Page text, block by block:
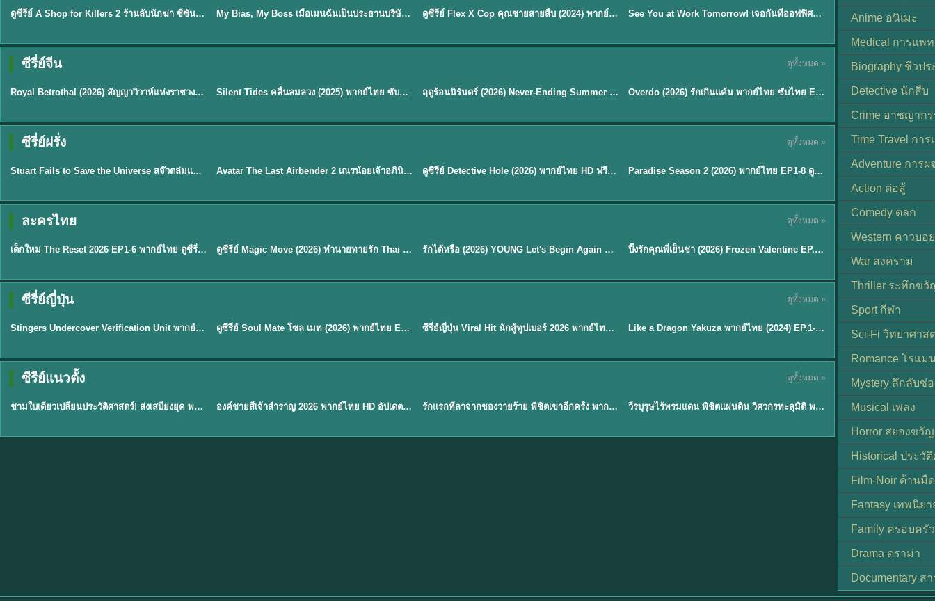
★8 EP.16ดูซีรี่ย์ A Shop for Killers 2 ร้านลับนักฆ่า ซีซัน 2 (2026) ซับไทย-พากย์ไทย My Bias, My Boss เมื่อเมนฉันเป็นประธานบริษัท (2026) พากย์ไทย ซับไทย EP.1-12 ★8 EP.16ดูซีรี่ย์ Flex X Cop คุณชายสายสืบ (2024) พากย์ไทย-ซับไทย EP.1-16 (จบ) ★9 EP.8See You at Work Tomorrow! เจอกันที่ออฟฟิศพรุ่งนี้นะ พากย์ไทย
ซีรี่ย์จีน ดูทั้งหมด »
★9
ซับไทย
Royal Betrothal (2026) สัญญาวิวาห์แห่งราชวงศ์ พากย์ไทย ซับไทย EP1-32 ★9.5 Silent Tides คลื่นลมลวง (2025) พากย์ไทย ซับไทย EP.1-31 ★8.8 ฤดูร้อนนิรันดร์ (2026) Never-Ending Summer พากย์ไทย EP.1-29 Overdo (2026) รักเกินแค้น พากย์ไทย ซับไทย EP1-33 (จบ)
ซีรี่ย์ฝรั่ง ดูทั้งหมด »
★9.3
พากย์ไทย
Stuart Fails to Save the Universe สจ๊วตล่มแผนกู้จักรวาล (2026) พากย์ไทย ซับไทย EP.1-10 ★7.8 EP.7Avatar The Last Airbender 2 เณรน้อยเจ้าอภินิหาร พากย์ไทย EP.9ดูซีรี่ย์ Detective Hole (2026) พากย์ไทย HD ฟรี อัปเดตล่าสุด Netflix EP.8Paradise Season 2 (2026) พากย์ไทย EP1-8 ดูซีรี่ย์ฝรั่ง HD ครบทุกตอน
ละครไทย ดูทั้งหมด »
★ 8 EP.6
พากย์ไทย
เด็กใหม่ The Reset 2026 EP1-6 พากย์ไทย ดูซีรี่ย์ Netflix ล่าสุด HD ดูซีรีย์ Magic Move (2026) ทำนายทายรัก Thai EP.1-10 HD รักได้หรือ (2026) YOUNG Let's Begin Again พากย์ไทย EP.1-19 ★8 ปิ๊งรักคุณพี่เย็นชา (2026) Frozen Valentine EP.1-10 (จบ)
ซีรี่ย์ญี่ปุ่น ดูทั้งหมด »
EP.11
พากย์ไทย
Stingers Undercover Verification Unit พากย์ไทย EP1-11 HD ฟรี ★8 EP.8ดูซีรี่ย์ Soul Mate โซล เมท (2026) พากย์ไทย EP.1-8 (จบ) ★7.9 EP.6ซีรี่ย์ญี่ปุ่น Viral Hit นักสู้ทูปเบอร์ 2026 พากย์ไทย EP.1-6 ★7 EP.6Like a Dragon Yakuza พากย์ไทย (2024) EP.1-6 (จบ)
ซีรีย์แนวตั้ง ดูทั้งหมด »
EP.1
พากย์ไทย
ชามใบเดียวเปลี่ยนประวัติศาสตร์! ส่งเสบียงยุค พากย์ไทย EP.1องค์ชายสี่เจ้าสำราญ 2026 พากย์ไทย HD อัปเดตล่าสุด ดูออนไลน์ EP.1รักแรกที่ลาจากของวายร้าย พิชิตเขาอีกครั้ง พากย์ไทย EP.1วีรบุรุษไร้พรมแดน พิชิตแผ่นดิน วิศวกรทะลุมิติ พลิกแผ่นดิน
Anime อนิเมะ
Medical การแพ
Biography ชีวปร
Detective นักสืบ
Crime อาชญาก
Time Travel กา
Adventure การ
Action ต่อสู้
Comedy ตลก
Western คาวบอ
War สงคราม
Thriller ระทึกขวั
Sport กีฬา
Sci-Fi วิทยาศาส
Romance โรแม
Mystery ลึกลับซ่
Musical เพลง
Horror สยองขวัญ
Historical ประวั
Film-Noir ด้านมื
Fantasy เทพนิยา
Family ครอบครัว
Drama ดราม่า
Documentary ส